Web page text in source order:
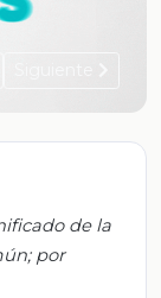
de la
por